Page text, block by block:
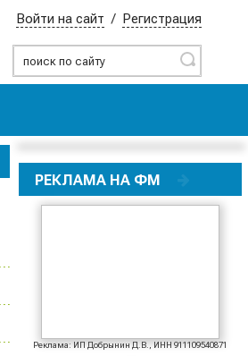
Найти
Войти на сайт / Регистрация
РЕКЛАМА НА ФМ
Реклама: ИП Добрынин Д.В., ИНН 911109540871